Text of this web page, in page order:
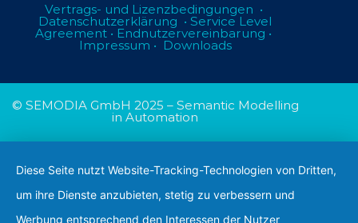
Vertrags- und Lizenzbedingungen •
Datenschutzerklärung • Service Level
Agreement • Endnutzervereinbarung •
Impressum • Downloads
© SEMODIA GmbH 2025 – Semantic Modelling
in Automation
Diese Seite nutzt Website-Tracking-Technologien von Dritten,
um ihre Dienste anzubieten, stetig zu verbessern und
Werbung entsprechend den Interessen der Nutzer